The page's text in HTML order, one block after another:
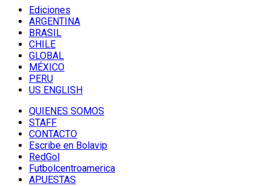
Ediciones
ARGENTINA
BRASIL
CHILE
GLOBAL
MÉXICO
PERU
US ENGLISH
QUIENES SOMOS
STAFF
CONTACTO
Escribe en Bolavip
RedGol
Futbolcentroamerica
APUESTAS